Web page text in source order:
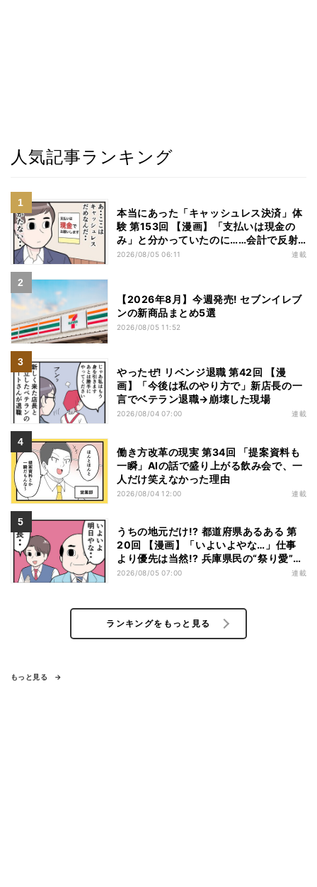
人気記事ランキング
本当にあった「キャッシュレス決済」体
験 第153回 【漫画】「支払いは現金の
み」と分かっていたのに……会計で反射
的に出してしまったものは
2026/08/05 06:11 連載
【2026年8月】今週発売! セブンイレブ
ンの新商品まとめ5選
2026/08/05 11:52
やったぜ! リベンジ退職 第42回 【漫
画】「今後は私のやり方で」新店長の一
言でベテラン退職→崩壊した現場
2026/08/04 07:00 連載
働き方改革の現実 第34回 「提案資料も
一瞬」AIの話で盛り上がる飲み会で、一
人だけ笑えなかった理由
2026/08/04 12:00 連載
うちの地元だけ!? 都道府県あるある 第
20回 【漫画】「いよいよやな…」仕事
より優先は当然!? 兵庫県民の“祭り愛”が
熱すぎた
2026/08/05 07:00 連載
ランキングをもっと見る
もっと見る